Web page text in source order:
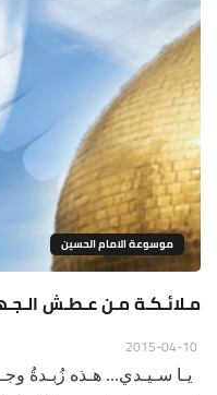
موسوعة الامام الحسين
مـلائـكـة مـن عـطـش
يـا سـيـدي... هـذه زُبـدةُ